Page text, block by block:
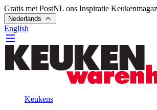
Gratis met PostNL ons Inspiratie
Nederlands
English
Keukens